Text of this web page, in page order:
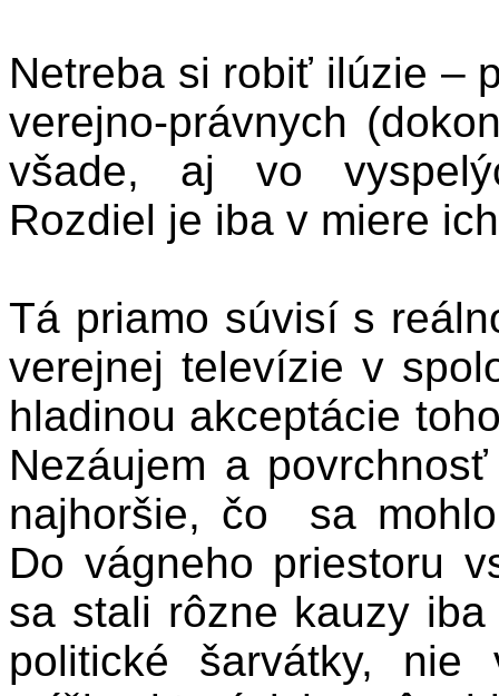
Netreba si robiť ilúzie –
verejno-právnych
všade, aj vo
Rozdiel je iba v miere
Tá priamo súvisí s
verejnej televízie v
hladinou akceptácie
Nezáujem a
najhoršie, čo
sa
Do vágneho priestoru
sa stali rôzne kauzy iba
politické šarvátky, nie